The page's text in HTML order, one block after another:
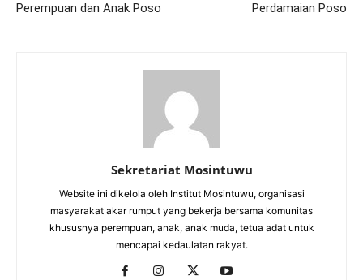
Perempuan dan Anak Poso
Perdamaian Poso
Sekretariat Mosintuwu
Website ini dikelola oleh Institut Mosintuwu, organisasi
masyarakat akar rumput yang bekerja bersama komunitas
khususnya perempuan, anak, anak muda, tetua adat untuk
mencapai kedaulatan rakyat.